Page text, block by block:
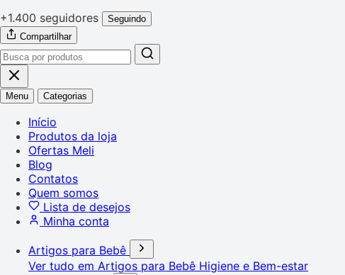
+1.400 seguidores
Seguindo
Compartilhar
Menu Categorias
Início
Produtos da loja
Ofertas Meli
Blog
Contatos
Quem somos
Lista de desejos
Minha conta
Artigos para Bebê
Ver tudo em Artigos para Bebê Higiene e Bem-estar